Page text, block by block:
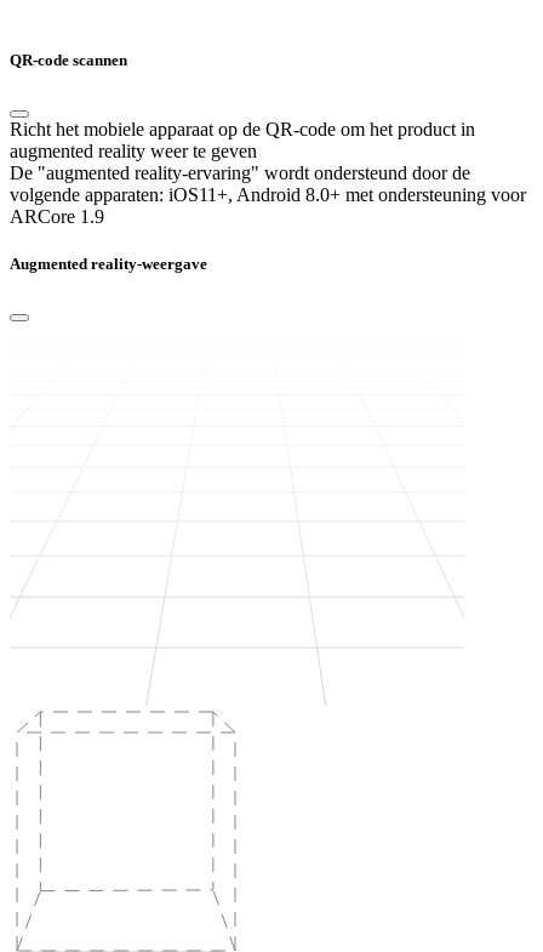
QR-code scannen
Richt het mobiele apparaat op de QR-code om het product in
augmented reality weer te geven
De "augmented reality-ervaring" wordt ondersteund door de
volgende apparaten: iOS11+, Android 8.0+ met ondersteuning voor
ARCore 1.9
Augmented reality-weergave